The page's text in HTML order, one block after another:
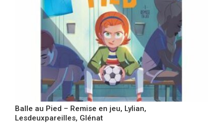
Balle au Pied – Remise en jeu, Lylian,
Lesdeuxpareilles, Glénat